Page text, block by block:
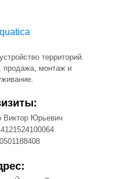
территорий.
продажа, монтаж и
Виктор Юрьевич